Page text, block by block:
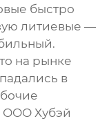
быстро
литиевые —
на рынке
в
ООО Хубэй